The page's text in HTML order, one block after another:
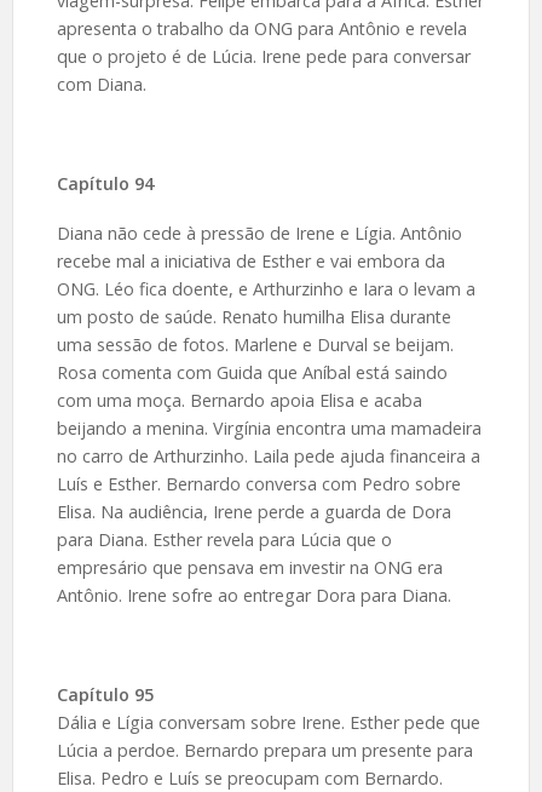
apresenta o trabalho da ONG para Antônio e revela
que o projeto é de Lúcia. Irene pede para conversar
com Diana.
Capítulo 94
Diana não cede à pressão de Irene e Lígia. Antônio
recebe mal a iniciativa de Esther e vai embora da
ONG. Léo fica doente, e Arthurzinho e Iara o levam a
um posto de saúde. Renato humilha Elisa durante
uma sessão de fotos. Marlene e Durval se beijam.
Rosa comenta com Guida que Aníbal está saindo
com uma moça. Bernardo apoia Elisa e acaba
beijando a menina. Virgínia encontra uma mamadeira
no carro de Arthurzinho. Laila pede ajuda financeira a
Luís e Esther. Bernardo conversa com Pedro sobre
Elisa. Na audiência, Irene perde a guarda de Dora
para Diana. Esther revela para Lúcia que o
empresário que pensava em investir na ONG era
Antônio. Irene sofre ao entregar Dora para Diana.
Capítulo 95
Dália e Lígia conversam sobre Irene. Esther pede que
Lúcia a perdoe. Bernardo prepara um presente para
Elisa. Pedro e Luís se preocupam com Bernardo.